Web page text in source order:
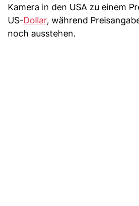
Kamera in den USA zu einem
US-Dollar, während
noch ausstehen.